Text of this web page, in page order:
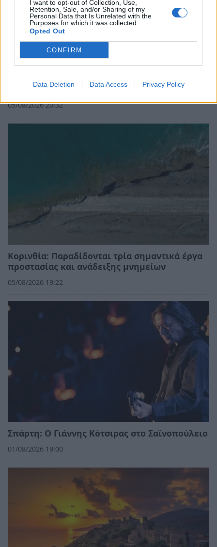
I want to opt-out of Collection, Use,
Retention, Sale, and/or Sharing of my
Personal Data that Is Unrelated with the
Purposes for which it was collected.
Opted Out
CONFIRM
Data Deletion Data Access Privacy Policy
Δυτική Μάνη: Συνεχίζονται οι
προφεστιβαλικές δράσεις του 3ου Kardamili
Art Doc Festival
05/08/2026 20:32
Κορινθία: Παραδίδονται τρία σημαντικά έργα
προστασίας και ανάδειξης μνημείων
05/08/2026 19:22
Σπάρτη: Ο Γιάννης Κότσιρας στο Σαϊνοπούλειο
01/08/2026 19:00